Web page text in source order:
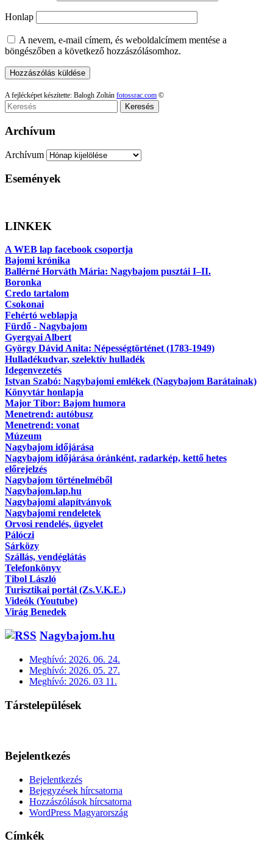
Honlap
A nevem, e-mail címem, és weboldalcímem mentése a
böngészőben a következő hozzászólásomhoz.
A fejlécképet készítette: Balogh Zoltán fotossrac.com ©
Keresés
Archívum
Archívum
Események
LINKEK
A WEB lap facebook csoportja
Bajomi krónika
Ballérné Horváth Mária: Nagybajom pusztái I–II.
Boronka
Credo tartalom
Csokonai
Fehértó weblapja
Fürdő - Nagybajom
Gyergyai Albert
György Dávid Anita: Népességtörténet (1783-1949)
Hulladékudvar, szelektív hulladék
Idegenvezetés
Istvan Szabó: Nagybajomi emlékek (Nagybajom Barátainak)
Könyvtár honlapja
Major Tibor: Bajom humora
Menetrend: autóbusz
Menetrend: vonat
Múzeum
Nagybajom időjárása
Nagybajom időjárása óránként, radarkép, kettő hetes
előrejelzés
Nagybajom történelméből
Nagybajom.lap.hu
Nagybajomi alapítványok
Nagybajomi rendeletek
Orvosi rendelés, ügyelet
Pálóczi
Sárközy
Szállás, vendéglátás
Telefonkönyv
Tibol László
Turisztikai portál (Zs.V.K.E.)
Videók (Youtube)
Virág Benedek
Nagybajom.hu
Meghívó: 2026. 06. 24.
Meghívó: 2026. 05. 27.
Meghívó: 2026. 03 11.
Társtelepülések
Bejelentkezés
Bejelentkezés
Bejegyzések hírcsatorna
Hozzászólások hírcsatorna
WordPress Magyarország
Címkék